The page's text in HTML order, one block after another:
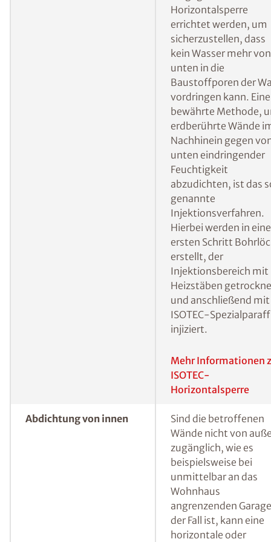
Wohnraum nachträglich abzudichten und ein
weiteres Eindringen von Feuchtigkeit zu
Bei von der Seite
eindringender
Feuchtigkeit
eine nachträglich
errichtete
dass das Wasser
weiterhin von außen
die Wand gelangt.
Mehr Informationen
ISOTEC-
Außenabdichtung
Bei aufsteigender
Feuchtigkeit
Feuchtigkeit“) muss
hingegen eine
Horizontalsperre
sicherzustellen, dass
kein Wasser mehr von
unten in die
Baustoffporen der
vordringen kann. Eine
bewährte Methode,
erdberührte Wände
Nachhinein gegen
unten eindringender
Feuchtigkeit
abzudichten, ist das
genannte
Injektionsverfahren.